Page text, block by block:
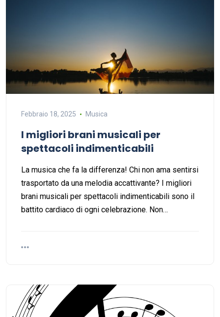
Febbraio 18, 2025 Musica
I migliori brani musicali per
spettacoli indimenticabili
La musica che fa la differenza! Chi non ama sentirsi
trasportato da una melodia accattivante? I migliori
brani musicali per spettacoli indimenticabili sono il
battito cardiaco di ogni celebrazione. Non…